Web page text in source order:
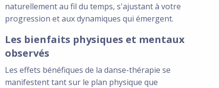
naturellement au fil du temps, s'ajustant à votre
progression et aux dynamiques qui émergent.
Les bienfaits physiques et mentaux
observés
Les effets bénéfiques de la danse-thérapie se
manifestent tant sur le plan physique que